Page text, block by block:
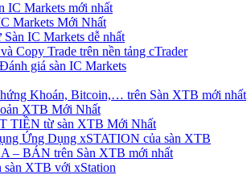
IC Markets mới nhất
Markets Mới Nhất
IC Markets dễ nhất
Copy Trade trên nền tảng cTrader
giá sàn IC Markets
Khoán, Bitcoin,… trên Sàn XTB mới nhất
XTB Mới Nhất
TIỀN từ sàn XTB Mới Nhất
Ứng Dụng xSTATION của sàn XTB
– BÁN trên Sàn XTB mới nhất
sàn XTB với xStation